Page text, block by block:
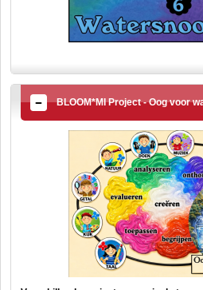
BLOOM*MI Project - Oog voor